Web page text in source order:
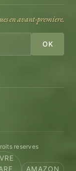
en avant-premiere.
OK
reserves
AMAZON